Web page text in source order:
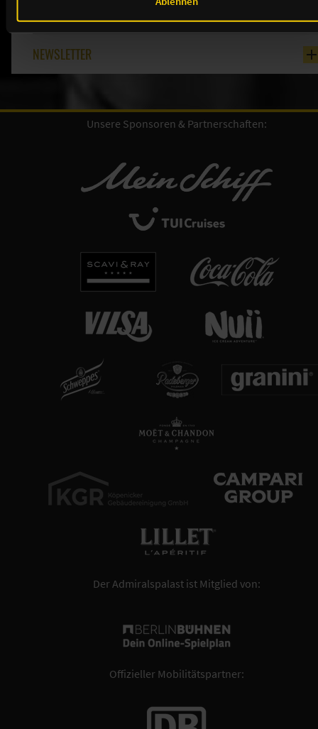
NEWSLETTER
Unsere Sponsoren & Partnerschaften:
Der Admiralspalast ist Mitglied von:
Offizieller Mobilitätspartner: